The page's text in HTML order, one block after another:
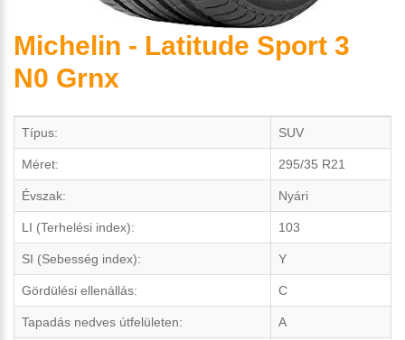
Michelin - Latitude Sport 3
N0 Grnx
Típus: SUV
Méret: 295/35 R21
Évszak: Nyári
LI (Terhelési index): 103
SI (Sebesség index): Y
Gördülési ellenállás: C
Tapadás nedves útfelületen: A